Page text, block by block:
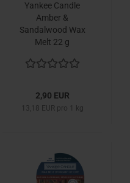
Yankee Candle
Amber &
Sandalwood Wax
Melt 22 g
2,90 EUR
13,18 EUR pro 1 kg